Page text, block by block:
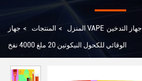
المنزل > المنتجات > جهاز التدخين
الوقائي للكحول النيكوتين 20 ملغ 4000 نفخ